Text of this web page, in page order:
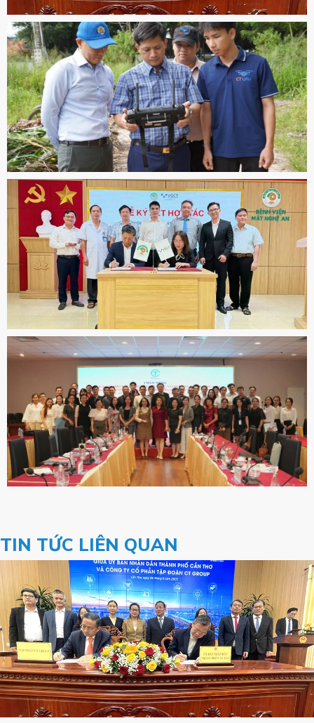
TIN TỨC LIÊN QUAN